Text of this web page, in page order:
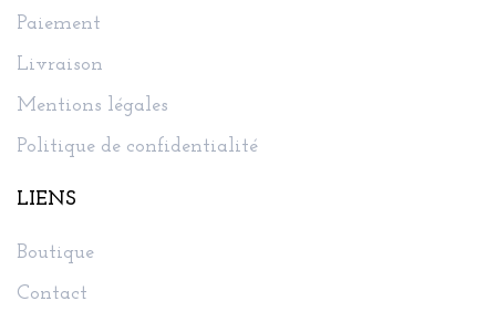
Paiement
Livraison
Mentions légales
Politique de confidentialité
LIENS
Boutique
Contact